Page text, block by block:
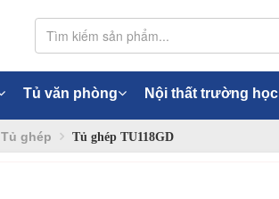
Tủ văn phòng Nội thất trường học
Tủ ghép Tủ ghép TU118GD